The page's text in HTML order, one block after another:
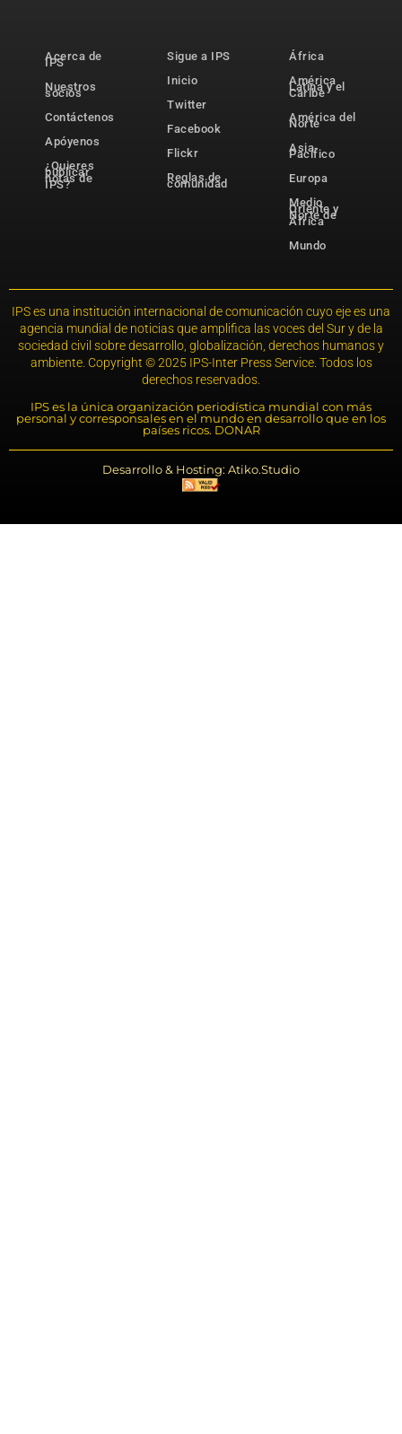
Acerca de
IPS
Nuestros
socios
Contáctenos
Apóyenos
¿Quieres
publicar
notas de
IPS?
Sigue a IPS
Inicio
Twitter
Facebook
Flickr
Reglas de
comunidad
África
América
Latina y el
Caribe
América del
Norte
Asia-
Pacífico
Europa
Medio
Oriente y
Norte de
África
Mundo
IPS es una institución internacional de comunicación cuyo eje es una
agencia mundial de noticias que amplifica las voces del Sur y de la
sociedad civil sobre desarrollo, globalización, derechos humanos y
ambiente. Copyright © 2025 IPS-Inter Press Service. Todos los
derechos reservados.
IPS es la única organización periodística mundial con más
personal y corresponsales en el mundo en desarrollo que en los
países ricos. DONAR
Desarrollo & Hosting: Atiko.Studio